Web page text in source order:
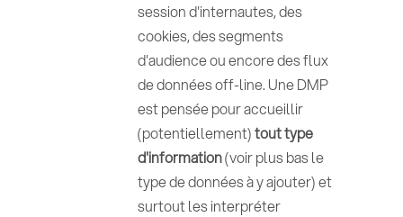
session d'internautes, des
cookies, des segments
d'audience ou encore des flux
de données off-line. Une DMP
est pensée pour accueillir
(potentiellement)tout type
d'information(voir plus bas le
type de données à y ajouter) et
surtout les interpréter